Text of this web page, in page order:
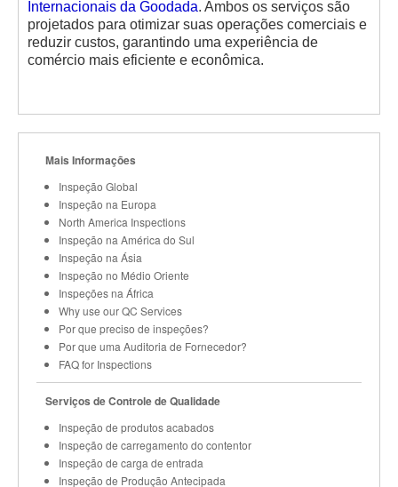
Internacionais da Goodada. Ambos os serviços são
projetados para otimizar suas operações comerciais e
reduzir custos, garantindo uma experiência de
comércio mais eficiente e econômica.
Mais Informações
Inspeção Global
Inspeção na Europa
North America Inspections
Inspeção na América do Sul
Inspeção na Ásia
Inspeção no Médio Oriente
Inspeções na África
Why use our QC Services
Por que preciso de inspeções?
Por que uma Auditoria de Fornecedor?
FAQ for Inspections
Serviços de Controle de Qualidade
Inspeção de produtos acabados
Inspeção de carregamento do contentor
Inspeção de carga de entrada
Inspeção de Produção Antecipada